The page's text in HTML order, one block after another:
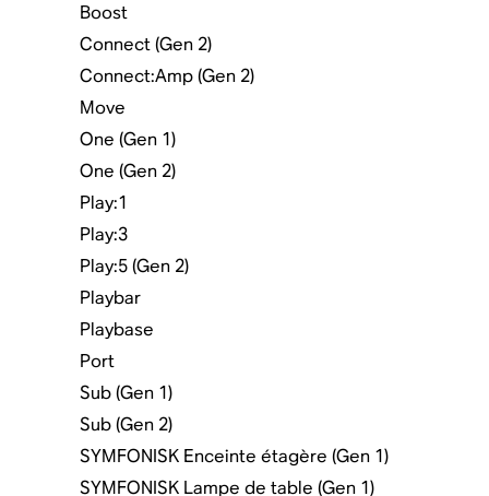
Boost
Connect (Gen 2)
Connect:Amp (Gen 2)
Move
One (Gen 1)
One (Gen 2)
Play:1
Play:3
Play:5 (Gen 2)
Playbar
Playbase
Port
Sub (Gen 1)
Sub (Gen 2)
SYMFONISK Enceinte étagère (Gen 1)
SYMFONISK Lampe de table (Gen 1)